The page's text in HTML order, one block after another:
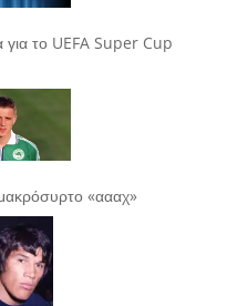
για το UEFA Super Cup
«αααχ»